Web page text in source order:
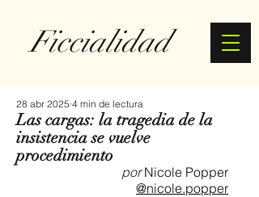
Ficcialidad
Las cargas: la tragedia de la
insistencia se vuelve
procedimiento
28 abr 2025 4 min de lectura
por Nicole Popper
@nicole.popper